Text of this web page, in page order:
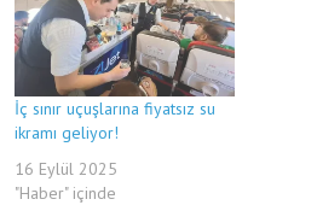
İç sınır uçuşlarına fiyatsız su
ikramı geliyor!
16 Eylül 2025
"Haber" içinde